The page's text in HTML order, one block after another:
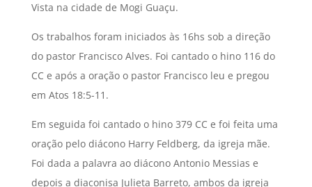
Vista na cidade de Mogi Guaçu.
Os trabalhos foram iniciados às 16hs sob a direção
do pastor Francisco Alves. Foi cantado o hino 116 do
CC e após a oração o pastor Francisco leu e pregou
em Atos 18:5-11.
Em seguida foi cantado o hino 379 CC e foi feita uma
oração pelo diácono Harry Feldberg, da igreja mãe.
Foi dada a palavra ao diácono Antonio Messias e
depois a diaconisa Julieta Barreto, ambos da igreja